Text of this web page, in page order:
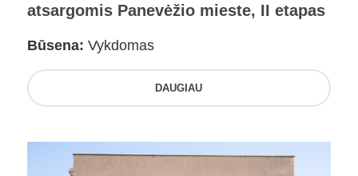
atsargomis Panevėžio mieste, II etapas
Būsena: Vykdomas
DAUGIAU